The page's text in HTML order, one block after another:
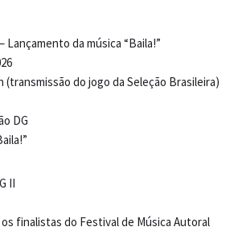
Lançamento da música “Baila!”
(transmissão do jogo da Seleção Brasileira)
DG
II
finalistas do Festival de Música Autoral